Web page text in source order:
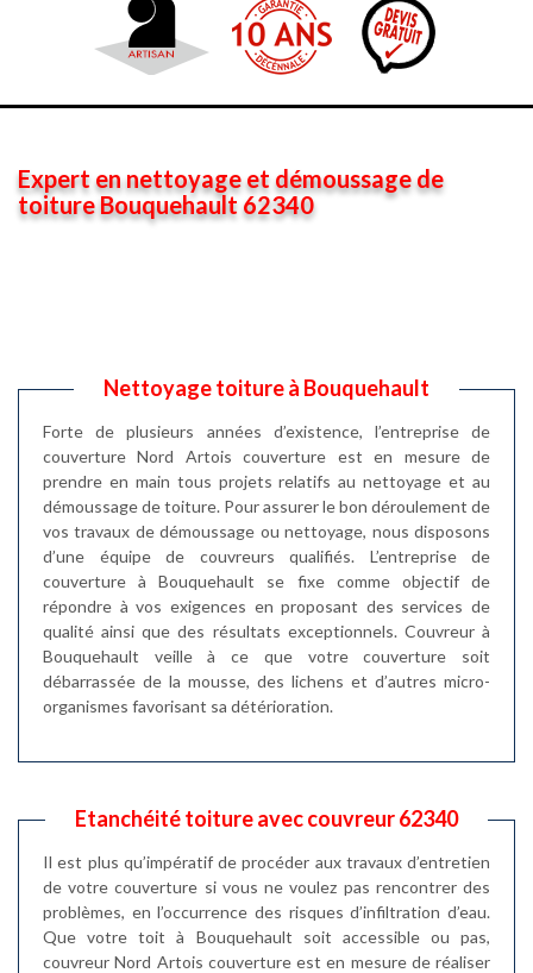
Expert en nettoyage et démoussage de
toiture Bouquehault 62340
Nettoyage toiture à Bouquehault
Forte de plusieurs années d’existence, l’entreprise de
couverture Nord Artois couverture est en mesure de
prendre en main tous projets relatifs au nettoyage et au
démoussage de toiture. Pour assurer le bon déroulement de
vos travaux de démoussage ou nettoyage, nous disposons
d’une équipe de couvreurs qualifiés. L’entreprise de
couverture à Bouquehault se fixe comme objectif de
répondre à vos exigences en proposant des services de
qualité ainsi que des résultats exceptionnels. Couvreur à
Bouquehault veille à ce que votre couverture soit
débarrassée de la mousse, des lichens et d’autres micro-
organismes favorisant sa détérioration.
Etanchéité toiture avec couvreur 62340
Il est plus qu’impératif de procéder aux travaux d’entretien
de votre couverture si vous ne voulez pas rencontrer des
problèmes, en l’occurrence des risques d’infiltration d’eau.
Que votre toit à Bouquehault soit accessible ou pas,
couvreur Nord Artois couverture est en mesure de réaliser